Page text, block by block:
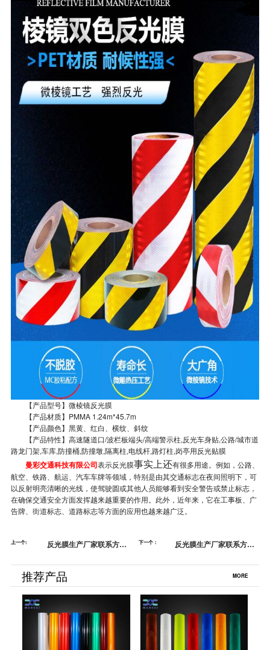
【产品型号】微棱镜反光膜
【产品材质】PMMA 1.24m*45.7m
【产品颜色】黑黄、红白、横纹、斜纹
【产品特性】高速隧道口/波栏板端头/高端警示柱,反光车身贴,公路/城市道
路龙门架,车库,防撞桶,防撞墩,隔离柱,电线杆,路灯柱,岗亭用反光贴膜
曼彩交通科技有限公司表示反光膜事实上还有很多用途。例如，公路、
航空、铁路、航运、汽车车牌等领域，特别是由其交通标志在夜间照明下，可
以反射明亮清晰的光线，使驾驶圆或其他人员能够看到安全警告或禁止标志，
在确保交通安全方面发挥越来越重要的作用。此外，近年来，它在工事板、广
告牌、街道标志、道路标志等方面的应用也越来越广泛。
上一个:
反光膜生产厂家联系方
答[苏州曼彩]
下一个：
反光膜生产厂家联系方式
推荐产品 MORE